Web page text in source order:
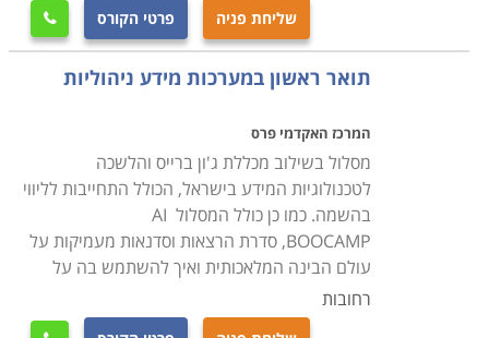
שליחת פניה פרטי הקורס 
תואר ראשון במערכות מידע ניהוליות
המרכז האקדמי פרס
מסלול בשילוב מכללת ג'ון ברייס והלשכה
לטכנולוגיות המידע בישראל, הכולל התחייבות לליווי
בהשמה. כמו כן כולל המסלול AI
BOOCAMP, סדרת הרצאות וסדנאות מעמיקות על
עולם הבינה המלאכותית ואיך להשתמש בה על
רחובות